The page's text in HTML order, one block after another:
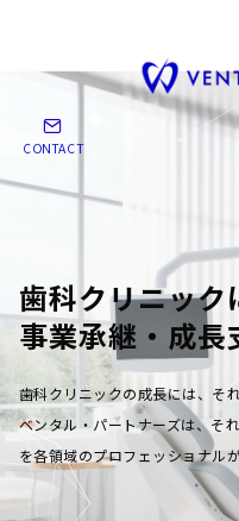
CONTACT
歯科クリニック
事業承継・成長
歯科クリニックの成長には、そ
ベンタル・パートナーズは、そ
を各領域のプロフェッショナル